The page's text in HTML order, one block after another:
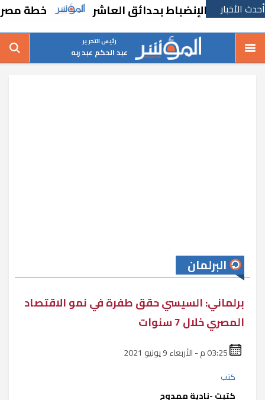
أحدث الأخبار
الإنضباط بحدائق العاشر خطة مصرية
رئيس التحرير
عبد الحكم عبد ربه
البرلمان
برلماني: السيسي حقق طفرة في نمو الاقتصاد
المصري خلال 7 سنوات
كتب
كتبت -نادية ممدوح